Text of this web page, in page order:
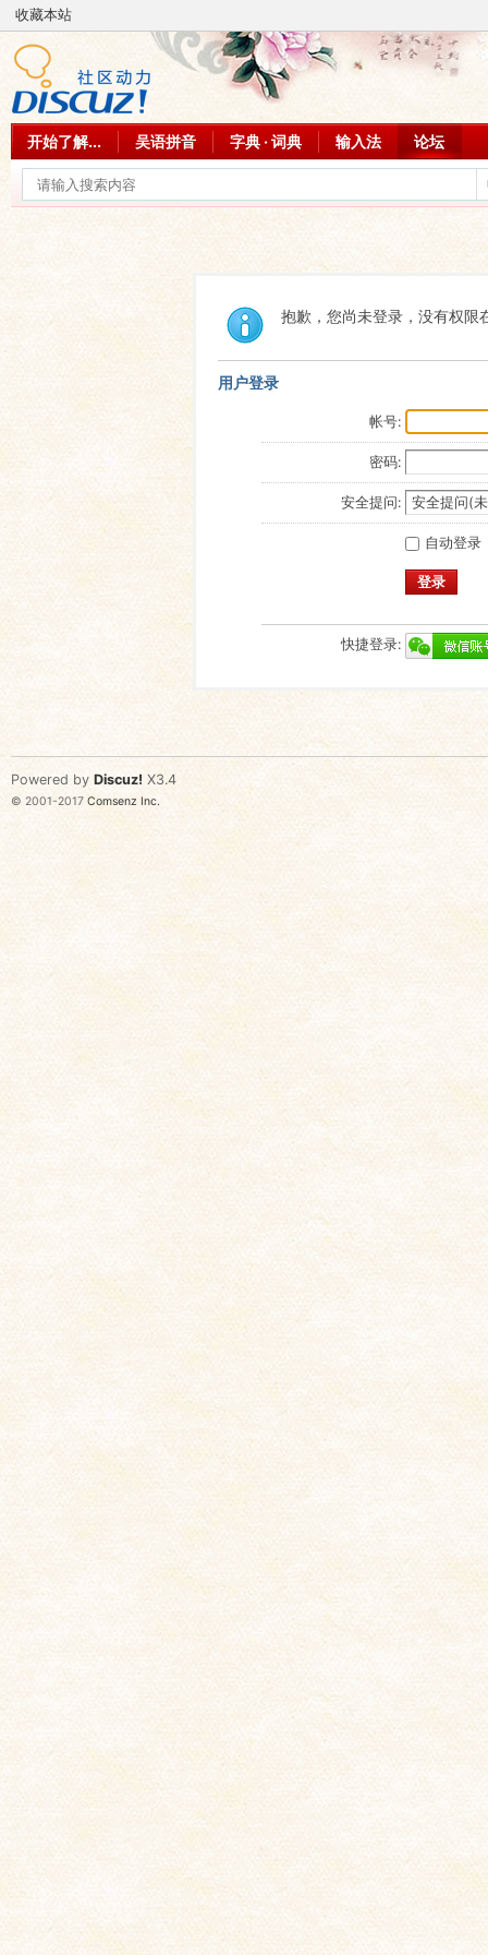
收藏本站
开始了解... 吴语拼音 字典 · 词典 输入法 论坛
抱歉，您尚未登录，没有权限
用户登录
帐号:
密码:
安全提问:
自动登录
登录
快捷登录:
Powered by Discuz! X3.4
© 2001-2017 Comsenz Inc.